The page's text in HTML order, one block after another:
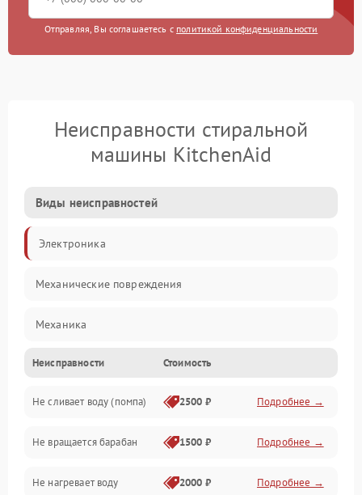
Отправляя, Вы соглашаетесь с политикой конфиденциальности
Неисправности стиральной
машины KitchenAid
Виды неисправностей
Электроника
Механические повреждения
Механика
Электропитание
Водоснабжение
Слив
Программное обеспечение
Неисправности Стоимость
Не сливает воду (помпа) 2500 ₽ Подробнее →
Не вращается барабан 1500 ₽ Подробнее →
Не нагревает воду 2000 ₽ Подробнее →